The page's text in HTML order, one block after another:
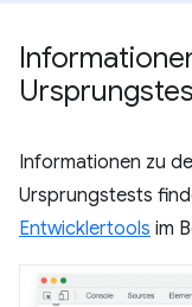
Informationen zu
Ursprungstests
Entwicklertools im